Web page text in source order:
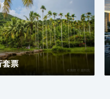
套票